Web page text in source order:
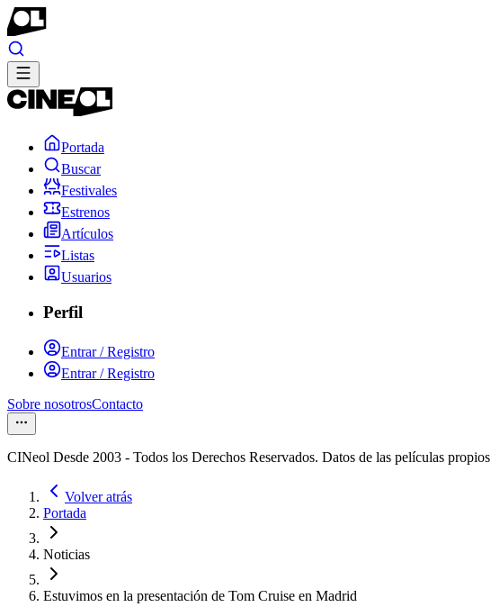
Portada
Buscar
Festivales
Estrenos
Artículos
Listas
Usuarios
Perfil
Entrar / Registro
Entrar / Registro
Sobre nosotrosContacto
CINeol Desde 2003 - Todos los Derechos Reservados. Datos de las películas
Volver atrás
Portada
Noticias
Estuvimos en la presentación de Tom Cruise en Madrid